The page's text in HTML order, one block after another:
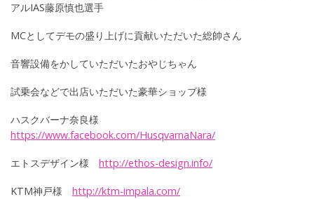
アルIAS藤原慎也選手
MCとしてデモの盛り上げに貢献いただいた総帥さん
音響設備をかしていただいたおやじちゃん
試乗会などで出店いただいた豪華ショップ様
ハスクバーナ奈良様
https://www.facebook.com/HusqvarnaNara/
エトスデザイン様 http://ethos-design.info/
KTM神戸様 http://ktm-impala.com/